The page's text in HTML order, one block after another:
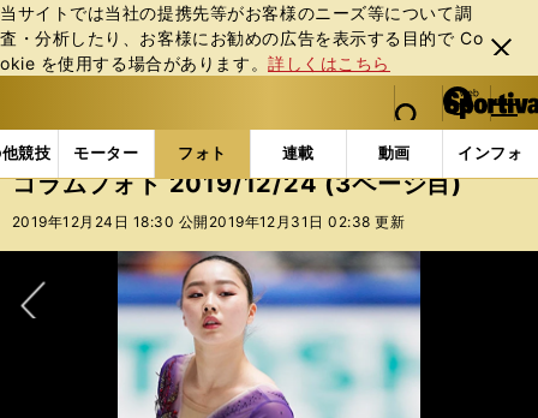
当サイトでは当社の提携先等がお客様のニーズ等について調
査・分析したり、お客様にお勧めの広告を表⽰する⽬的で Co
okie を使⽤する場合があります。詳しくはこちら
閉じ
る
web Sportiva (webスポルティーバ)
検索
マイペ
ー
ジ
メニュ
競技 モーター フォト 連載 動画 インフォ
b
ス
ポ
ル
ー
バ
フォトギャラリー コラムフォト コラムフォト
コラムフォト 2019/12/24 (3ページ目)
2019年12月24日 18:30 公開 2019年12月31日 02:38 更新